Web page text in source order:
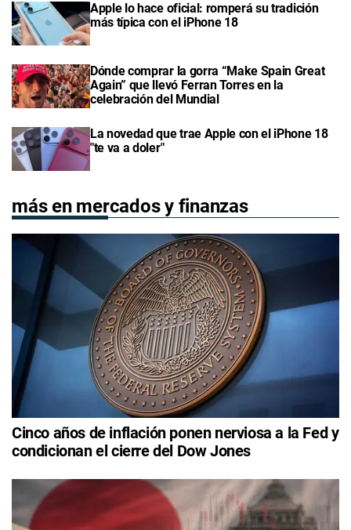
Apple lo hace oficial: romperá su tradición
más típica con el iPhone 18
Dónde comprar la gorra “Make Spain Great
Again” que llevó Ferran Torres en la
celebración del Mundial
La novedad que trae Apple con el iPhone 18
"te va a doler"
más en mercados y finanzas
Cinco años de inflación ponen nerviosa a la Fed y
condicionan el cierre del Dow Jones